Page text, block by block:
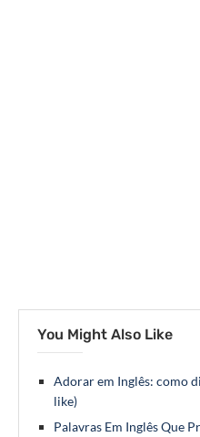
You Might Also Like
Adorar em Inglês: como
like)
Palavras Em Inglês Que